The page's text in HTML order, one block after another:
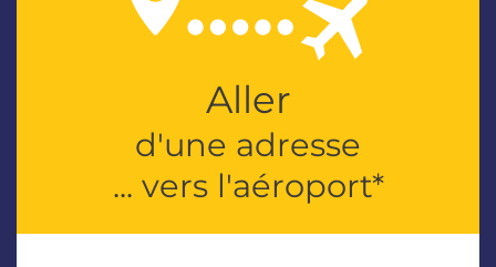
Aller
d'une adresse
... vers l'aéroport*